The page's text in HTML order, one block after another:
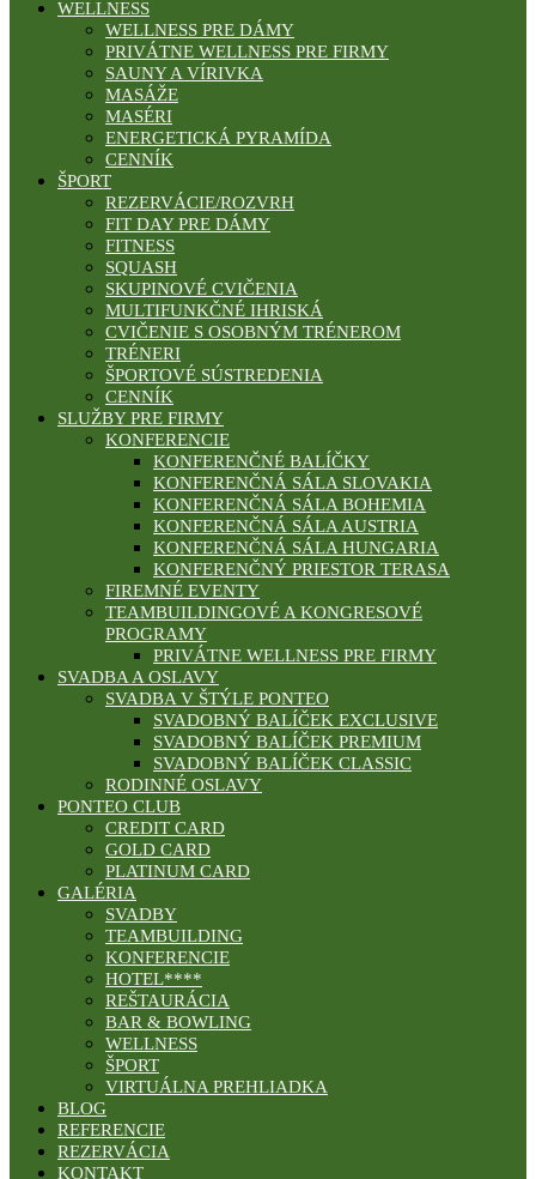
WELLNESS
WELLNESS PRE DÁMY
PRIVÁTNE WELLNESS PRE FIRMY
SAUNY A VÍRIVKA
MASÁŽE
MASÉRI
ENERGETICKÁ PYRAMÍDA
CENNÍK
ŠPORT
REZERVÁCIE/ROZVRH
FIT DAY PRE DÁMY
FITNESS
SQUASH
SKUPINOVÉ CVIČENIA
MULTIFUNKČNÉ IHRISKÁ
CVIČENIE S OSOBNÝM TRÉNEROM
TRÉNERI
ŠPORTOVÉ SÚSTREDENIA
CENNÍK
SLUŽBY PRE FIRMY
KONFERENCIE
KONFERENČNÉ BALÍČKY
KONFERENČNÁ SÁLA SLOVAKIA
KONFERENČNÁ SÁLA BOHEMIA
KONFERENČNÁ SÁLA AUSTRIA
KONFERENČNÁ SÁLA HUNGARIA
KONFERENČNÝ PRIESTOR TERASA
FIREMNÉ EVENTY
TEAMBUILDINGOVÉ A KONGRESOVÉ
PROGRAMY
PRIVÁTNE WELLNESS PRE FIRMY
SVADBA A OSLAVY
SVADBA V ŠTÝLE PONTEO
SVADOBNÝ BALÍČEK EXCLUSIVE
SVADOBNÝ BALÍČEK PREMIUM
SVADOBNÝ BALÍČEK CLASSIC
RODINNÉ OSLAVY
PONTEO CLUB
CREDIT CARD
GOLD CARD
PLATINUM CARD
GALÉRIA
SVADBY
TEAMBUILDING
KONFERENCIE
HOTEL****
REŠTAURÁCIA
BAR & BOWLING
WELLNESS
ŠPORT
VIRTUÁLNA PREHLIADKA
BLOG
REFERENCIE
REZERVÁCIA
KONTAKT